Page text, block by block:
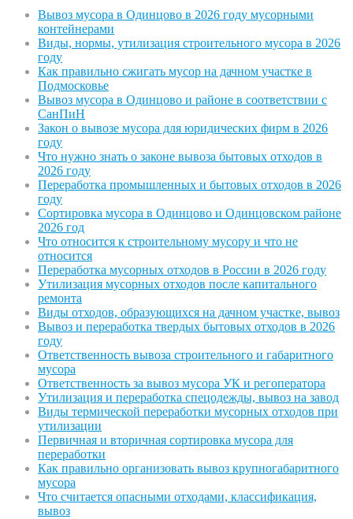
Вывоз мусора в Одинцово в 2026 году мусорными
контейнерами
Виды, нормы, утилизация строительного мусора в 2026
году
Как правильно сжигать мусор на дачном участке в
Подмосковье
Вывоз мусора в Одинцово и районе в соответствии с
СанПиН
Закон о вывозе мусора для юридических фирм в 2026
году
Что нужно знать о законе вывоза бытовых отходов в
2026 году
Переработка промышленных и бытовых отходов в 2026
году
Сортировка мусора в Одинцово и Одинцовском районе
2026 год
Что относится к строительному мусору и что не
относится
Переработка мусорных отходов в России в 2026 году
Утилизация мусорных отходов после капитального
ремонта
Виды отходов, образующихся на дачном участке, вывоз
Вывоз и переработка твердых бытовых отходов в 2026
году
Ответственность вывоза строительного и габаритного
мусора
Ответственность за вывоз мусора УК и регоператора
Утилизация и переработка спецодежды, вывоз на завод
Виды термической переработки мусорных отходов при
утилизации
Первичная и вторичная сортировка мусора для
переработки
Как правильно организовать вывоз крупногабаритного
мусора
Что считается опасными отходами, классификация,
вывоз